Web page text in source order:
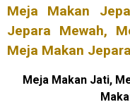
Meja Makan
Jepara Mewah,
Meja Makan
Meja Makan Jati,